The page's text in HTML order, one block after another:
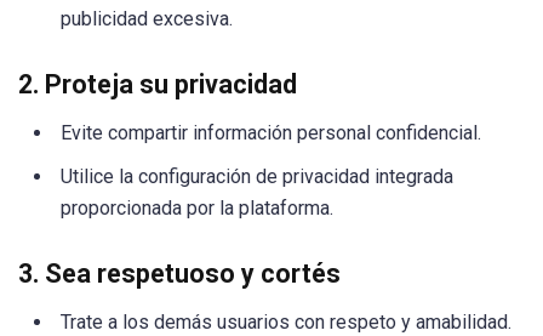
publicidad excesiva.
2. Proteja su privacidad
Evite compartir información personal confidencial.
Utilice la configuración de privacidad integrada
proporcionada por la plataforma.
3. Sea respetuoso y cortés
Trate a los demás usuarios con respeto y amabilidad.